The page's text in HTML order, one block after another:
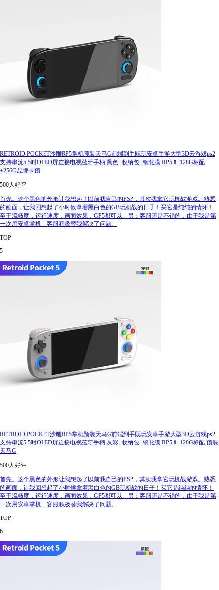
RETROID POCKET沙雕RP5掌机预装天马G前端到手既玩安卓手游大型3D云游戏ps2
支持串流5.5吋OLED屏连接电视蓝牙手柄 黑色+收纳包+钢化膜 RP5 8+128G标配
+256G品牌卡预
500人好评
首先。这个黑色的外形让我想起了以前我自己的PSP，其次我拿它玩机战游戏。熟悉
的画面，让我回想起了小时候拿着黑白色的GB玩机战的日子！买它是纯纯的情怀！
至于流畅度，运行速度，画面效果，GP5都可以。另：客服还是不错的，由于我是第
一次用安卓掌机，客服积极替我解决了问题。
TOP
5
RETROID POCKET沙雕RP5掌机预装天马G前端到手既玩安卓手游大型3D云游戏ps2
支持串流5.5吋OLED屏连接电视蓝牙手柄 灰彩+收纳包+钢化膜 RP5 8+128G标配 预装
天马G
500人好评
首先。这个黑色的外形让我想起了以前我自己的PSP，其次我拿它玩机战游戏。熟悉
的画面，让我回想起了小时候拿着黑白色的GB玩机战的日子！买它是纯纯的情怀！
至于流畅度，运行速度，画面效果，GP5都可以。另：客服还是不错的，由于我是第
一次用安卓掌机，客服积极替我解决了问题。
TOP
6